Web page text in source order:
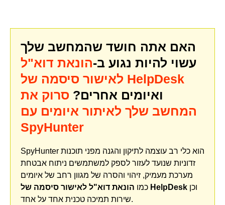
האם אתה חושד שהמחשב שלך
עשוי להיות נגוע ב-הונאת דוא"ל
לאישור סיסמה של HelpDesk
ואיומים אחרים? סרוק את
המחשב שלך לאיתור איומים עם
SpyHunter
SpyHunter הוא כלי רב עוצמה לתיקון והגנה מפני תוכנות
זדוניות שנועד לעזור לספק למשתמשים ניתוח אבטחת
מערכת מעמיק, זיהוי והסרה של מגוון רחב של איומים
כמו הונאת דוא"ל לאישור סיסמה של HelpDesk
שירות תמיכה טכנית אחד על אחד.